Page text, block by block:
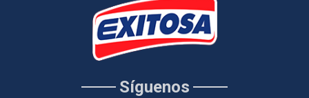
Síguenos